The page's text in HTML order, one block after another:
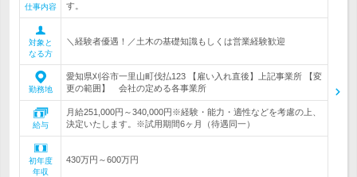
仕事内容
す。
対象と
なる方
＼経験者優遇！／土木の基礎知識もしくは営業経験歓迎
勤務地
愛知県刈谷市一里山町伐払123 【雇い入れ直後】上記事業所 【変
更の範囲】 会社の定める各事業所
給与
月給251,000円～340,000円※経験・能力・適性などを考慮の上、
決定いたします。※試用期間6ヶ月（待遇同一）
初年度
年収
430万円～600万円